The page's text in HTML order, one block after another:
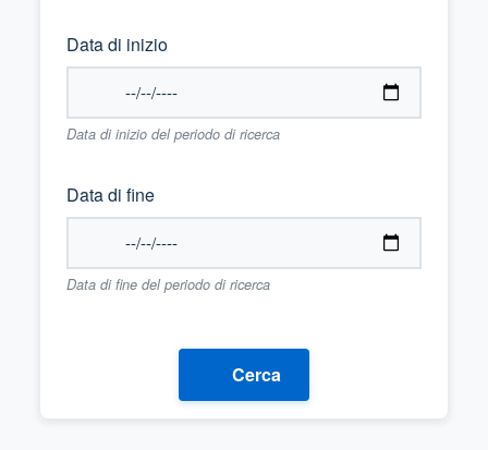
Data di inizio
Data di inizio del periodo di ricerca
Data di fine
Data di fine del periodo di ricerca
Cerca